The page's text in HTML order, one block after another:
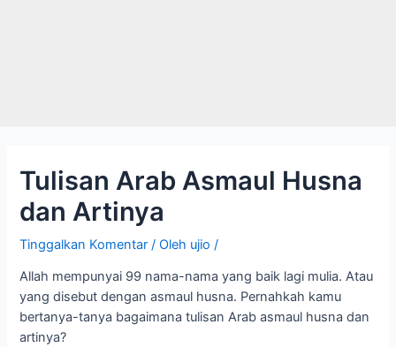
Tulisan Arab Asmaul Husna
dan Artinya
Tinggalkan Komentar / Oleh ujio/
Allah mempunyai 99 nama-nama yang baik lagi mulia. Atau
yang disebut dengan asmaul husna. Pernahkah kamu
bertanya-tanya bagaimana tulisan Arab asmaul husna dan
artinya?